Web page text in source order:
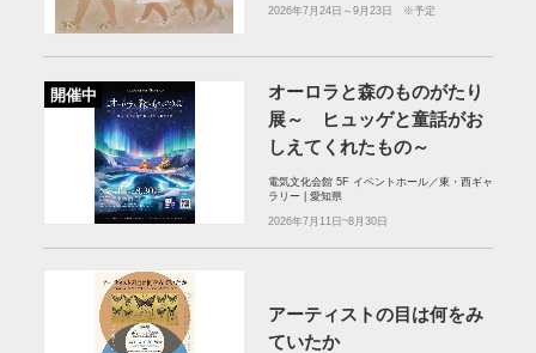
2026年7月24日～9月23日 ※予定
開催中
オーロラと森のものがたり
展～ ヒュッゲと童話がお
しえてくれたもの～
電気文化会館 5F イベントホール／東・西ギャ
ラリー | 愛知県
2026年7月11日~8月30日
アーティストの目は何をみ
ていたか